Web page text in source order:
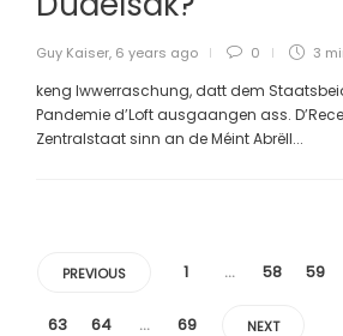
Guy Kaiser, 6 years ago 0 3
keng Iwwerraschung, datt dem
Pandemie d’Loft ausgaangen ass.
Zentralstaat sinn an de Méint Abrëll...
PREVIOUS 1 … 58 59
63 64 … 69 NEXT